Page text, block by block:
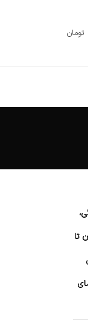
تومان
تا